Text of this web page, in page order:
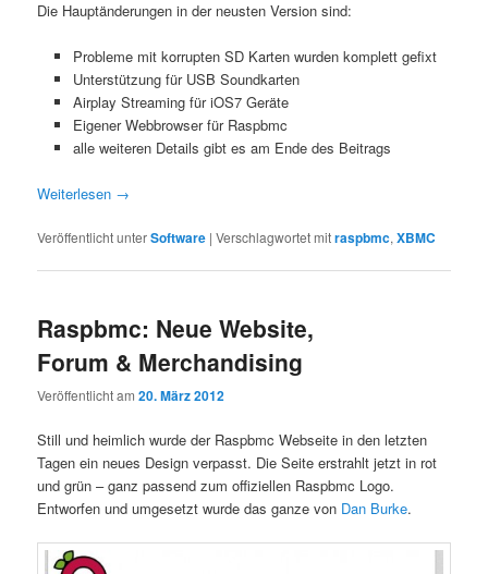
Die Hauptänderungen in der neusten Version sind:
Probleme mit korrupten SD Karten wurden komplett gefixt
Unterstützung für USB Soundkarten
Airplay Streaming für iOS7 Geräte
Eigener Webbrowser für Raspbmc
alle weiteren Details gibt es am Ende des Beitrags
Weiterlesen →
Veröffentlicht unterSoftware |Verschlagwortet mitraspbmc,XBMC
Raspbmc: Neue Website,
Forum & Merchandising
Veröffentlicht am20. März 2012
Still und heimlich wurde der Raspbmc Webseite in den letzten
Tagen ein neues Design verpasst. Die Seite erstrahlt jetzt in rot
und grün – ganz passend zum offiziellen Raspbmc Logo.
Entworfen und umgesetzt wurde das ganze von Dan Burke.